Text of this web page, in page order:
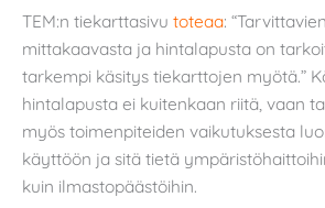
TEM:n tiekarttasivu toteaa:
mittakaavasta ja hintalapusta on
tarkempi käsitys tiekarttojen myötä.”
hintalapusta ei kuitenkaan riitä, vaan
myös toimenpiteiden vaikutuksesta
käyttöön ja sitä tietä
kuin ilmastopäästöihin.